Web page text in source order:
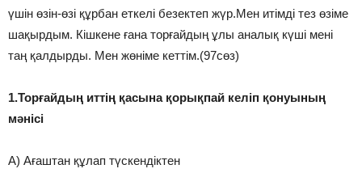
үшін өзін-өзі құрбан еткелі безектеп жүр.Мен итімді тез өзіме
шақырдым. Кішкене ғана торғайдың ұлы аналық күші мені
таң қалдырды. Мен жөніме кеттім.(97сөз)
1.Торғайдың иттің қасына қорықпай келіп қонуының
мәнісі
A) Ағаштан құлап түскендіктен